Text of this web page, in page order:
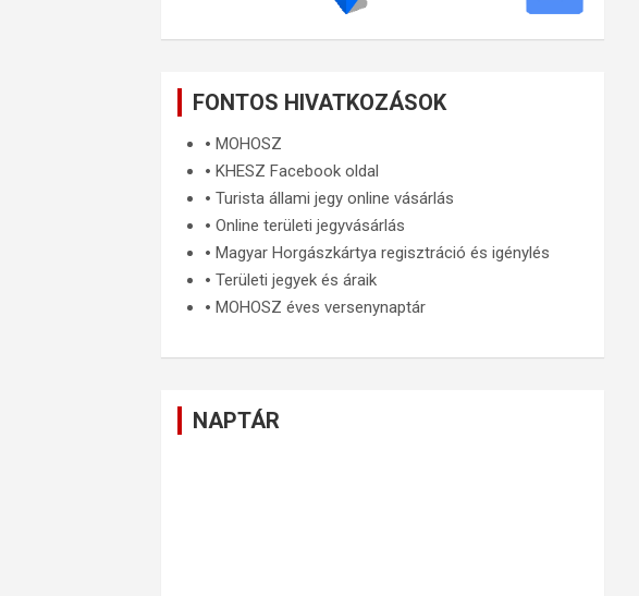
FONTOS HIVATKOZÁSOK
🞄MOHOSZ
🞄KHESZ Facebook oldal
🞄Turista állami jegy online vásárlás
🞄Online területi jegyvásárlás
🞄Magyar Horgászkártya regisztráció és igénylés
🞄Területi jegyek és áraik
🞄MOHOSZ éves versenynaptár
NAPTÁR